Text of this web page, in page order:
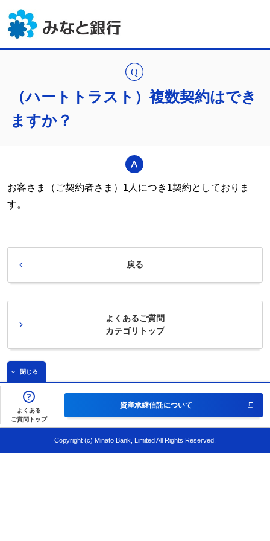
（ハートトラスト）複数契約はでき
ますか？
お客さま（ご契約者さま）1人につき1契約としておりま
す。
戻る
よくあるご質問
カテゴリトップ
閉じる
よくある
ご質問トップ
資産承継信託について
Copyright (c) Minato Bank, Limited All Rights Reserved.